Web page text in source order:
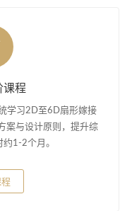
课程
学习2D至6D扇形嫁接
案与设计原则，提升综
1-2个月。
程